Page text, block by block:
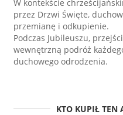
W kontekście
przez Drzwi Święte,
przemianę i odkupienie.
Podczas Jubileuszu,
wewnętrzną podróż
duchowego odrodzenia.
KTO KUPIŁ TEN